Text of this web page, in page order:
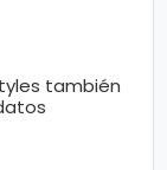
también